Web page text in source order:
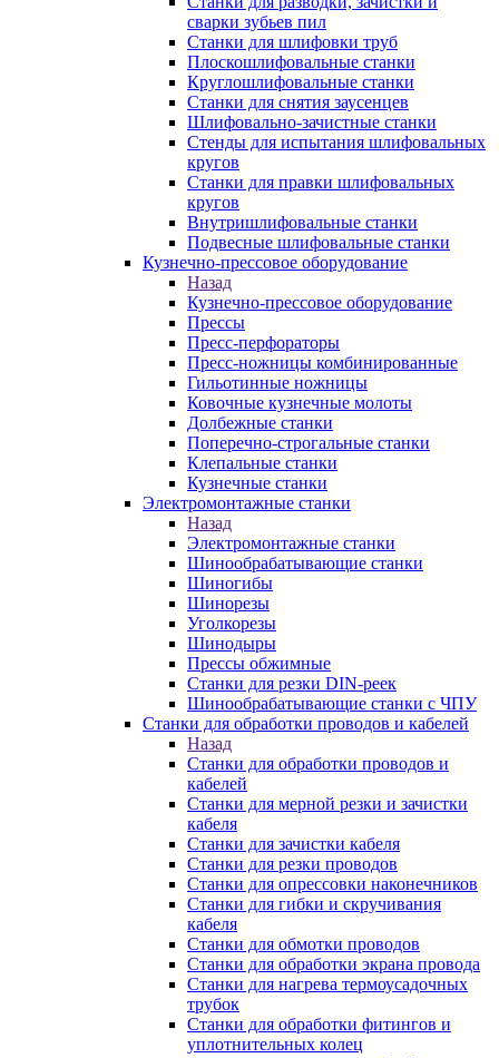
сварки зубьев пил
Станки для шлифовки труб
Плоскошлифовальные станки
Круглошлифовальные станки
Станки для снятия заусенцев
Шлифовально-зачистные станки
Стенды для испытания шлифовальных
кругов
Станки для правки шлифовальных
кругов
Внутришлифовальные станки
Подвесные шлифовальные станки
Кузнечно-прессовое оборудование
Назад
Кузнечно-прессовое оборудование
Прессы
Пресс-перфораторы
Пресс-ножницы комбинированные
Гильотинные ножницы
Ковочные кузнечные молоты
Долбежные станки
Поперечно-строгальные станки
Клепальные станки
Кузнечные станки
Электромонтажные станки
Назад
Электромонтажные станки
Шинообрабатывающие станки
Шиногибы
Шинорезы
Уголкорезы
Шинодыры
Прессы обжимные
Станки для резки DIN-реек
Шинообрабатывающие станки с ЧПУ
Станки для обработки проводов и кабелей
Назад
Станки для обработки проводов и
кабелей
Станки для мерной резки и зачистки
кабеля
Станки для зачистки кабеля
Станки для резки проводов
Станки для опрессовки наконечников
Станки для гибки и скручивания
кабеля
Станки для обмотки проводов
Станки для обработки экрана провода
Станки для нагрева термоусадочных
трубок
Станки для обработки фитингов и
уплотнительных колец